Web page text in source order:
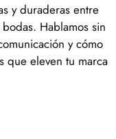
y duraderas entre
Hablamos sin
y cómo
que eleven tu marca